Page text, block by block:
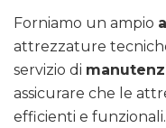
Forniamo un ampio
attrezzature
servizio di
assicurare che le
efficienti e